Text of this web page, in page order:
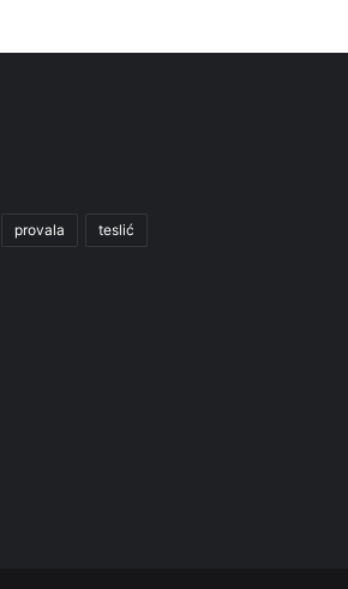
provala teslić